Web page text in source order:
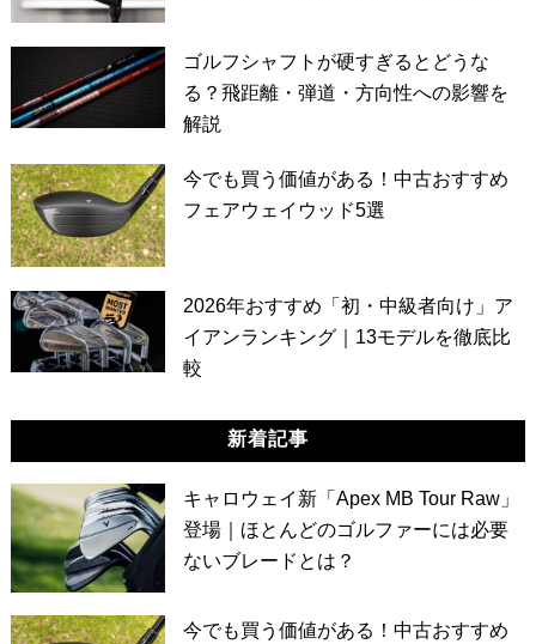
ゴルフシャフトが硬すぎるとどうな
る？飛距離・弾道・方向性への影響を
解説
今でも買う価値がある！中古おすすめ
フェアウェイウッド5選
2026年おすすめ「初・中級者向け」ア
イアンランキング｜13モデルを徹底比
較
新着記事
キャロウェイ新「Apex MB Tour Raw」
登場｜ほとんどのゴルファーには必要
ないブレードとは？
今でも買う価値がある！中古おすすめ